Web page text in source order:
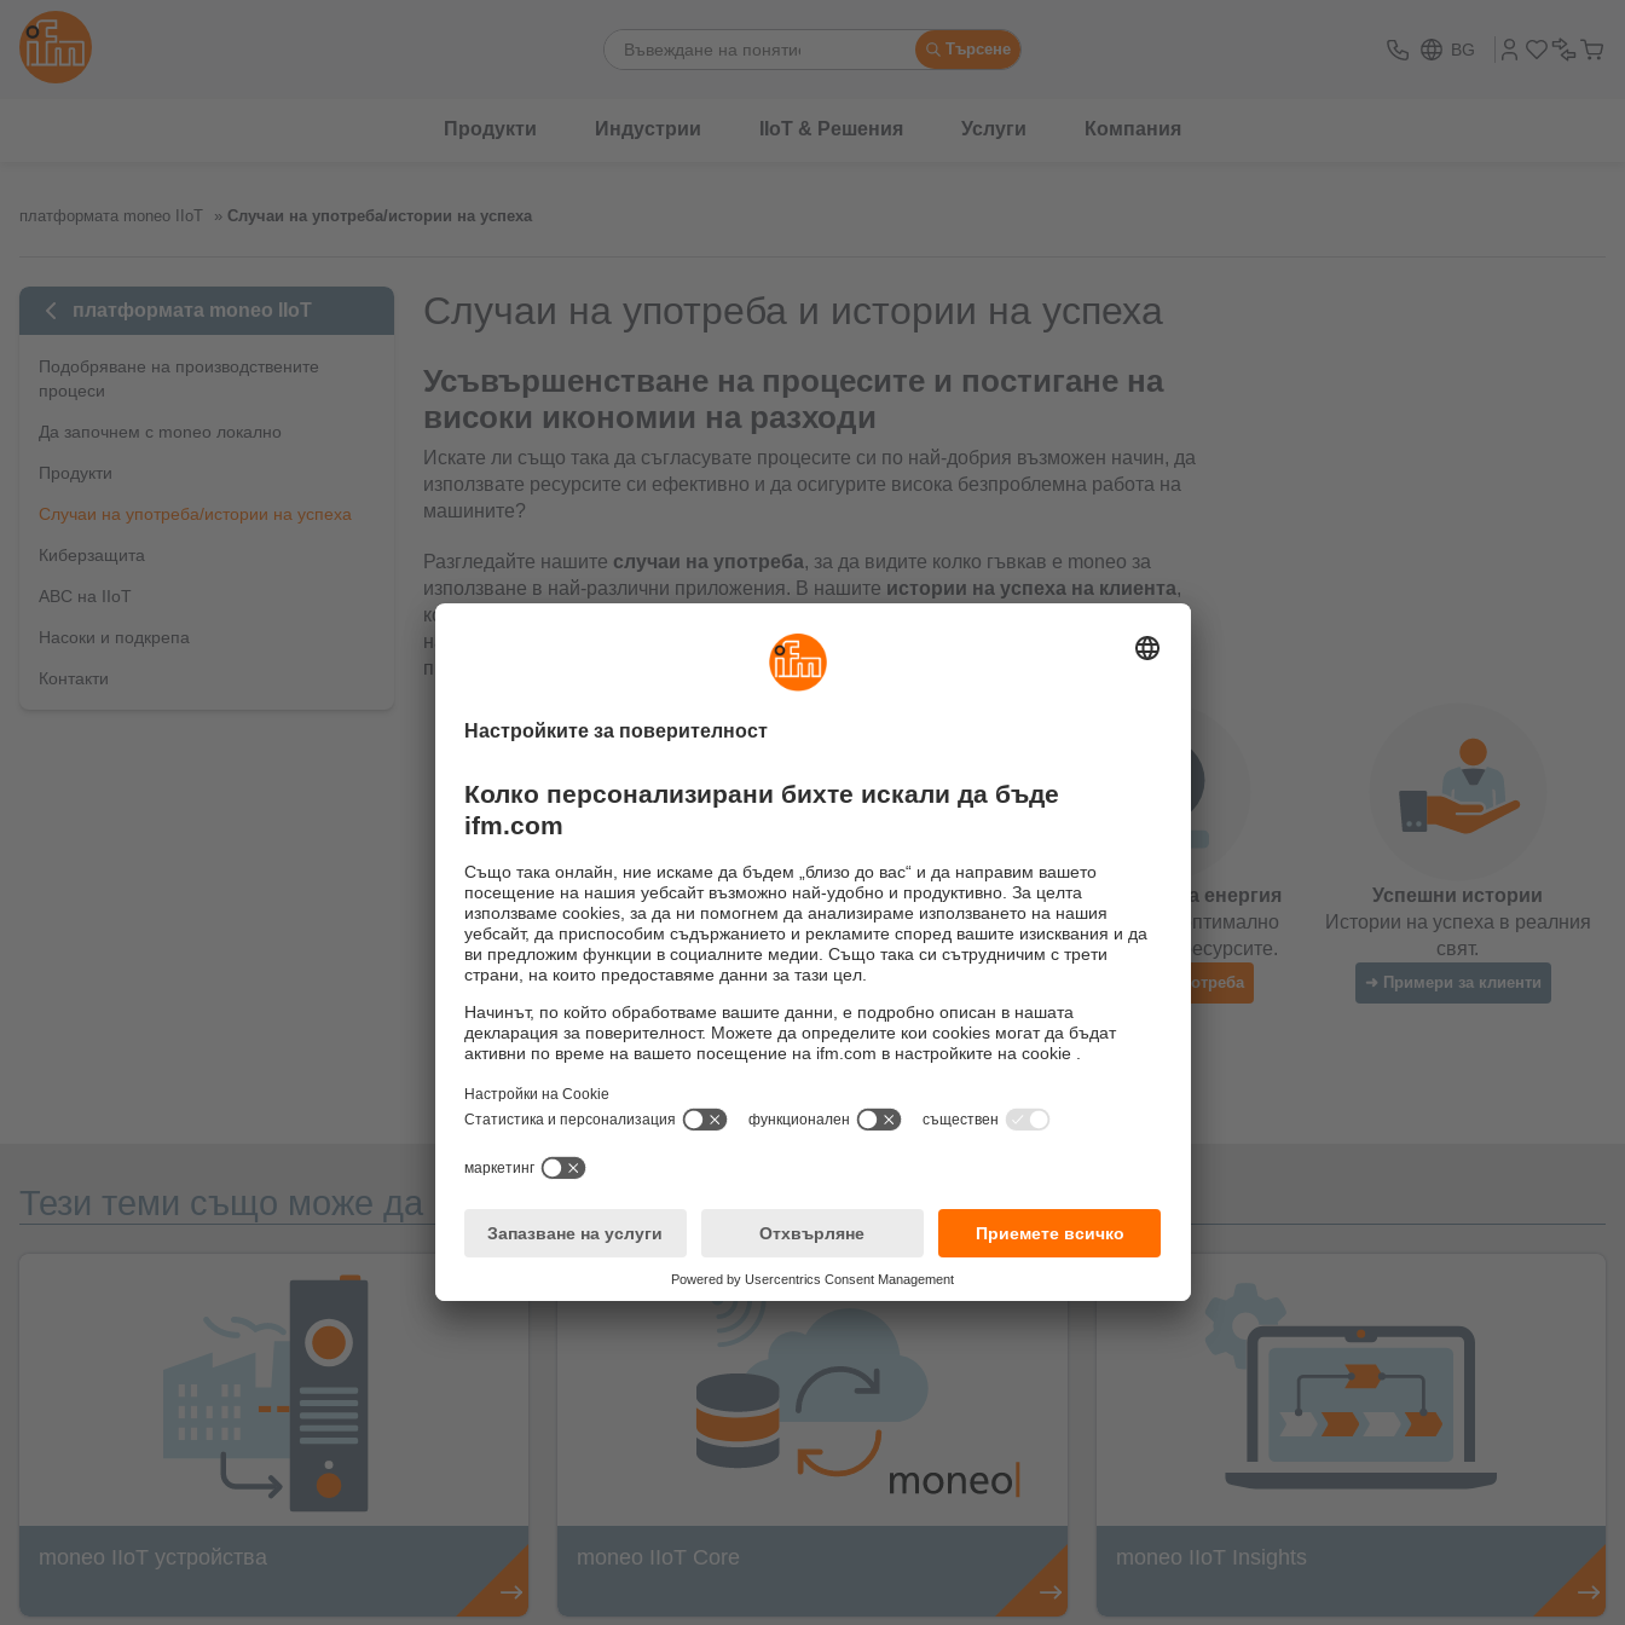
Търсене BG
Продукти Индустрии IIoT & Решения Услуги Компания
платформата moneo IIoT Случаи на употреба/истории на успеха
платформата moneo IIoT
Подобряване на производствените
процеси
Да започнем с moneo локално
Продукти
Случаи на употреба/истории на успеха
Киберзащита
ABC на IIoT
Насоки и подкрепа
Контакти
Случаи на употреба и истории на успеха
Усъвършенстване на процесите и постигане на
високи икономии на разходи
Искате ли също така да съгласувате процесите си по най-добрия възможен начин, да
използвате ресурсите си ефективно и да осигурите висока безпроблемна работа на
машините?
Разгледайте нашите случаи на употреба, за да видите колко гъвкав е moneo за
използване в най-различни приложения. В нашите истории на успеха на клиента,
конкретни примери показват как нашите решения са внедрени в процесите на
нашите клиенти. Вдъхновете се. Нашата цел винаги е да защитим и оптимизираме
производствения Ви капацитет!
Изправност на машината
Постигнете максимална
производителност и
минимално време на
престой.
➜ Случаи на употреба
Качество на процесите
Цялостен мониторинг - за
качество в производството.
➜ Случаи на употреба
Потребление на енергия
Мониторинг за оптимално
използване на ресурсите.
➜ Случаи на употреба
Успешни истории
Истории на успеха в реалния
свят.
➜ Примери за клиенти
Тези теми също може да Ви интересуват:
moneo IIoT устройства moneo IIoT Core moneo IIoT Insights